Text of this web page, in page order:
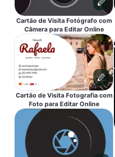
Cartão de Visita Fotógrafo com
Câmera para Editar Online
Cartão de Visita Fotografia com
Foto para Editar Online